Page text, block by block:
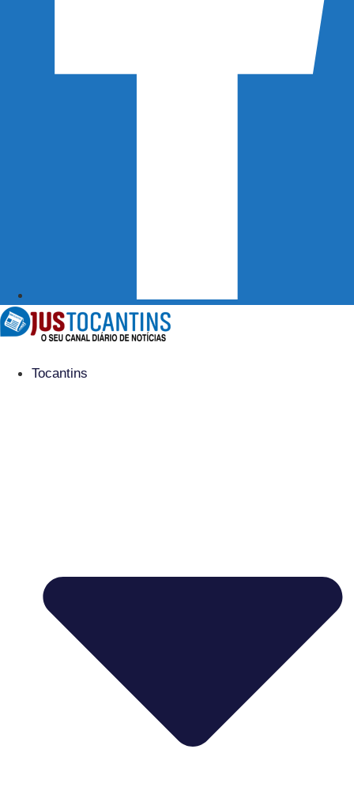
Tocantins